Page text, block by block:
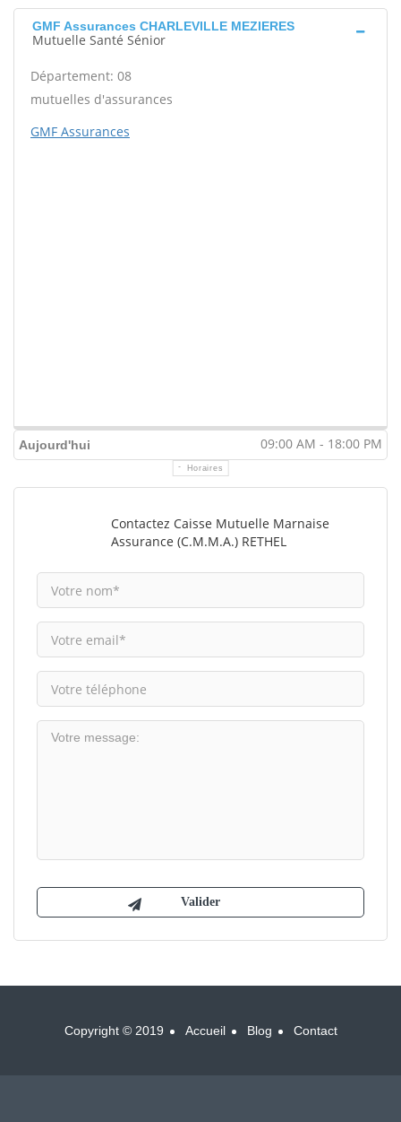
GMF Assurances CHARLEVILLE MEZIERES
Mutuelle Santé Sénior
Département: 08
mutuelles d'assurances
GMF Assurances
Aujourd'hui 09:00 AM - 18:00 PM
Horaires
Contactez Caisse Mutuelle Marnaise
Assurance (C.M.M.A.) RETHEL
Copyright © 2019 Accueil Blog Contact